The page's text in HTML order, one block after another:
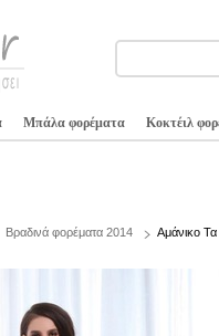
Μπάλα φορέματα Κοκτέιλ
Βραδινά φορέματα 2014 Αμάνικο